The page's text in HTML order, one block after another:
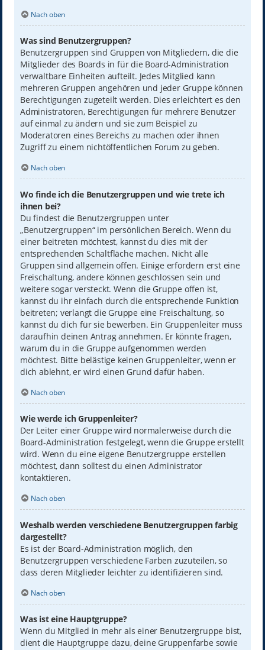
Nach oben
Was sind Benutzergruppen?
Benutzergruppen sind Gruppen von Mitgliedern, die die
Mitglieder des Boards in für die Board-Administration
verwaltbare Einheiten aufteilt. Jedes Mitglied kann
mehreren Gruppen angehören und jeder Gruppe können
Berechtigungen zugeteilt werden. Dies erleichtert es den
Administratoren, Berechtigungen für mehrere Benutzer
auf einmal zu ändern und sie zum Beispiel zu
Moderatoren eines Bereichs zu machen oder ihnen
Zugriff zu einem nichtöffentlichen Forum zu geben.
Nach oben
Wo finde ich die Benutzergruppen und wie trete ich
ihnen bei?
Du findest die Benutzergruppen unter
„Benutzergruppen“ im persönlichen Bereich. Wenn du
einer beitreten möchtest, kannst du dies mit der
entsprechenden Schaltfläche machen. Nicht alle
Gruppen sind allgemein offen. Einige erfordern erst eine
Freischaltung, andere können geschlossen sein und
weitere sogar versteckt. Wenn die Gruppe offen ist,
kannst du ihr einfach durch die entsprechende Funktion
beitreten; verlangt die Gruppe eine Freischaltung, so
kannst du dich für sie bewerben. Ein Gruppenleiter muss
daraufhin deinen Antrag annehmen. Er könnte fragen,
warum du in die Gruppe aufgenommen werden
möchtest. Bitte belästige keinen Gruppenleiter, wenn er
dich ablehnt, er wird einen Grund dafür haben.
Nach oben
Wie werde ich Gruppenleiter?
Der Leiter einer Gruppe wird normalerweise durch die
Board-Administration festgelegt, wenn die Gruppe erstellt
wird. Wenn du eine eigene Benutzergruppe erstellen
möchtest, dann solltest du einen Administrator
kontaktieren.
Nach oben
Weshalb werden verschiedene Benutzergruppen farbig
dargestellt?
Es ist der Board-Administration möglich, den
Benutzergruppen verschiedene Farben zuzuteilen, so
dass deren Mitglieder leichter zu identifizieren sind.
Nach oben
Was ist eine Hauptgruppe?
Wenn du Mitglied in mehr als einer Benutzergruppe bist,
dient die Hauptgruppe dazu, deine Gruppenfarbe sowie